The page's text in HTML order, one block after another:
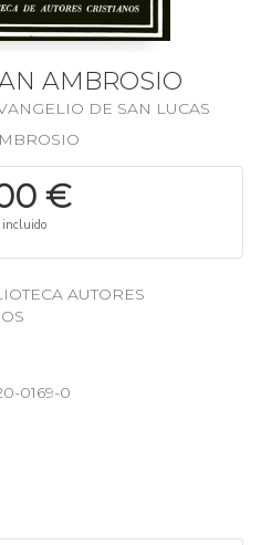
AMBROSIO
DE SAN LUCAS
€
incluido
AUTORES
0169-0